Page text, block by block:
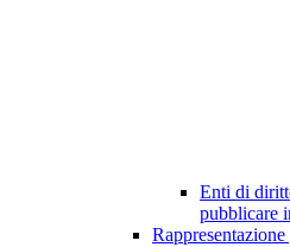
Enti di
pubblicare